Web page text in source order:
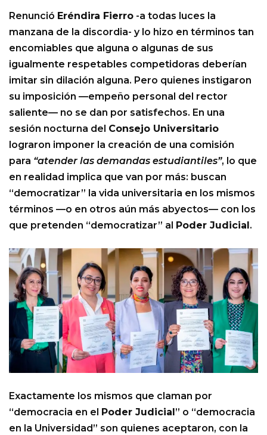
Renunció Eréndira Fierro -a todas luces la
manzana de la discordia- y lo hizo en términos tan
encomiables que alguna o algunas de sus
igualmente respetables competidoras deberían
imitar sin dilación alguna. Pero quienes instigaron
su imposición —empeño personal del rector
saliente— no se dan por satisfechos. En una
sesión nocturna del Consejo Universitario
lograron imponer la creación de una comisión
para “atender las demandas estudiantiles”, lo que
en realidad implica que van por más: buscan
“democratizar” la vida universitaria en los mismos
términos —o en otros aún más abyectos— con los
que pretenden “democratizar” al Poder Judicial.
Exactamente los mismos que claman por
“democracia en el Poder Judicial” o “democracia
en la Universidad” son quienes aceptaron, con la